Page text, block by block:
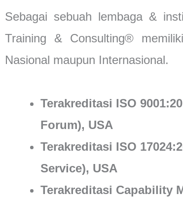
Sebagai sebuah lembaga &
Training & Consulting®
Nasional maupun Internasional.
Terakreditasi ISO
Forum), USA
Terakreditasi ISO
Service), USA
Terakreditasi Capability